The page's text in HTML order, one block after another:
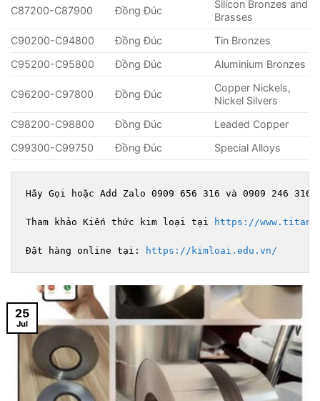
C87200-C87900 Đồng Đúc
Silicon Bronzes and
Brasses
C90200-C94800
Đồng Đúc
Tin Bronzes
C95200-C95800
Đồng Đúc Aluminium Bronzes
C96200-C97800 Đồng Đúc
Copper Nickels,
Nickel Silvers
C98200-C98800
Đồng Đúc
Leaded Copper
C99300-C99750
Đồng Đúc Special Alloys
Hãy Gọi hoặc Add Zalo 0909 656 316 và 0909 246
Tham khảo Kiến thức kim loại tại https://
Đặt hàng online tại: https://kimloai.edu.vn/
25
Jul